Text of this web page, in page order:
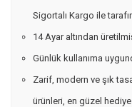
Sigortalı Kargo ile
14 Ayar altından
Günlük kullanıma
Zarif, modern ve şık
ürünleri, en güzel